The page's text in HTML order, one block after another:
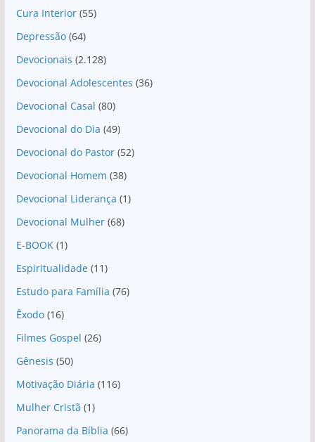
Cura Interior(55)
Depressão(64)
Devocionais (2.128)
Devocional Adolescentes (36)
Devocional Casal (80)
Devocional do Dia (49)
Devocional do Pastor(52)
Devocional Homem (38)
Devocional Liderança (1)
Devocional Mulher(68)
E-BOOK(1)
Espiritualidade(11)
Estudo para Família (76)
Êxodo(16)
Filmes Gospel (26)
Gênesis (50)
Motivação Diária (116)
Mulher Cristã (1)
Panorama da Bíblia (66)